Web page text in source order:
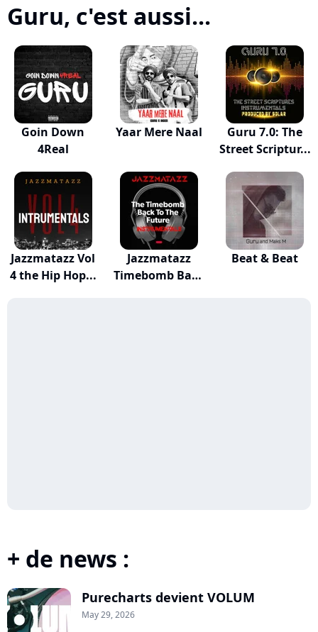
Guru, c'est aussi...
Goin Down
4Real
Yaar Mere Naal
Guru 7.0: The
Street Scriptur...
Jazzmatazz Vol
4 the Hip Hop...
Jazzmatazz
Timebomb Back
Beat & Beat
+ de news :
Purecharts devient VOLUM
May 29, 2026